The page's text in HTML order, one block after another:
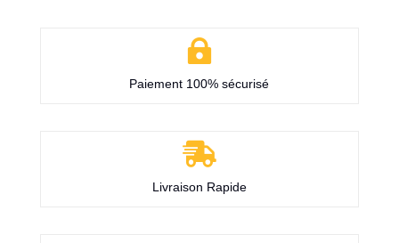

Paiement 100% sécurisé

Livraison Rapide